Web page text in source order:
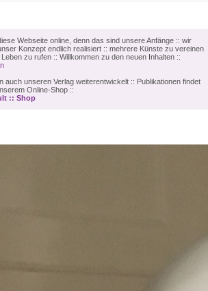
Webseite online, denn das sind unsere Anfänge :: wir
Konzept endlich realisiert :: mehrere Künste zu vereinen
zu rufen :: Willkommen zu den neuen Inhalten ::
auch unseren Verlag weiterentwickelt :: Publikationen findet
Online-Shop ::
:: Shop